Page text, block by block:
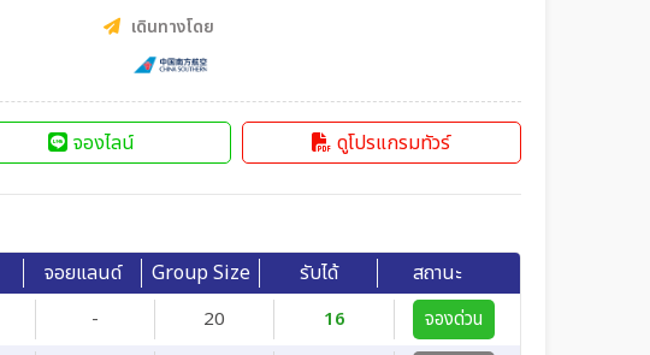
เดินทางโดย
จองไลน์ ดูโปรแกรมทัวร์
จอยแลนด์ Group Size รับได้ สถานะ
- 20 16
จองด่วน